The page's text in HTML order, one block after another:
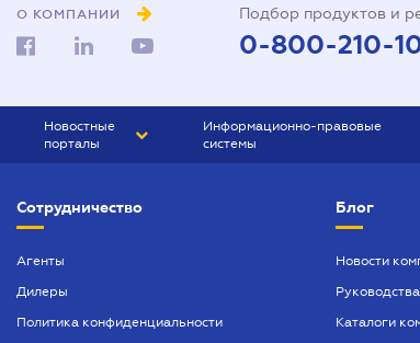
О КОМПАНИИ Подбор продуктов и
0-800-210-
Новостные
порталы
БИЗНЕС
Информационно-правовые
системы
БУХГАЛТЕР ПРОФ
ЮРИСТ ПРОФ
Сотрудничество
Агенты
Дилеры
Политика конфиденциальности
Блог
Новости
Руководства
Каталоги